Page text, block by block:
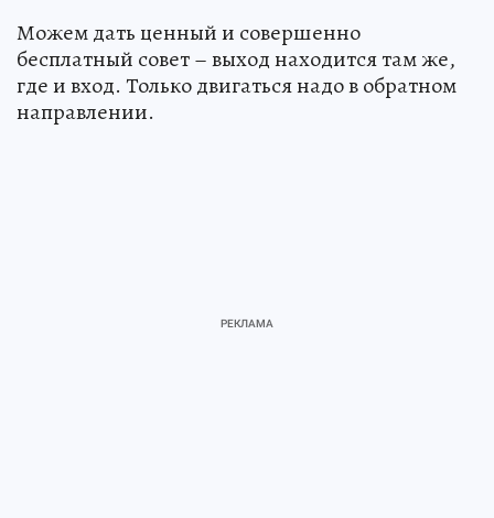
Можем дать ценный и совершенно
бесплатный совет – выход находится там же,
где и вход. Только двигаться надо в обратном
направлении.